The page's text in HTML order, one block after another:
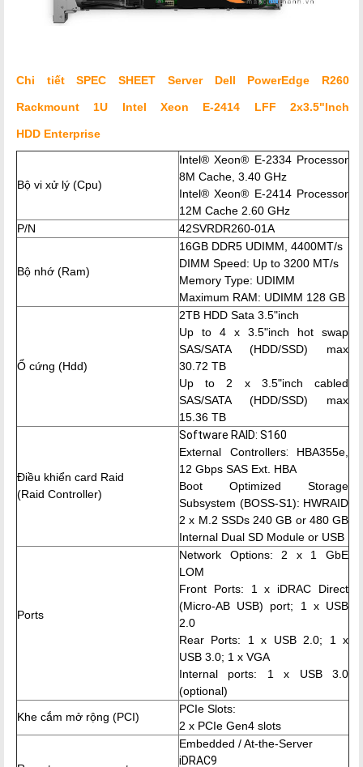
Chi tiết SPEC SHEET Server Dell PowerEdge R260
Rackmount 1U Intel Xeon E-2414 LFF 2x3.5"Inch
HDD Enterprise
Bộ vi xử lý (Cpu)
Intel® Xeon® E-2334 Processor
8M Cache, 3.40 GHz
Intel® Xeon® E-2414 Processor
12M Cache 2.60 GHz
P/N
42SVRDR260-01A
Bộ nhớ (Ram)
16GB DDR5 UDIMM, 4400MT/s
DIMM Speed: Up to 3200 MT/s
Memory Type: UDIMM
Maximum RAM: UDIMM 128 GB
Ổ cứng (Hdd)
2TB HDD Sata 3.5"inch
Up to 4 x 3.5"inch hot swap
SAS/SATA (HDD/SSD) max
30.72 TB
Up to 2 x 3.5"inch cabled
SAS/SATA (HDD/SSD) max
15.36 TB
Điều khiển card Raid
(Raid Controller)
Software RAID: S160
External Controllers: HBA355e,
12 Gbps SAS Ext. HBA
Boot Optimized Storage
Subsystem (BOSS-S1): HWRAID
2 x M.2 SSDs 240 GB or 480 GB
Internal Dual SD Module or USB
Ports
Network Options:
2 x 1 GbE
LOM
Front Ports: 1 x iDRAC Direct
(Micro-AB USB) port; 1 x USB
2.0
Rear Ports: 1 x USB 2.0; 1 x
USB 3.0; 1 x VGA
Internal ports: 1 x USB 3.0
(optional)
Khe cắm mở rộng (PCI)
PCIe Slots:
2 x PCIe Gen4 slots
Embedded / At-the-Server
iDRAC9